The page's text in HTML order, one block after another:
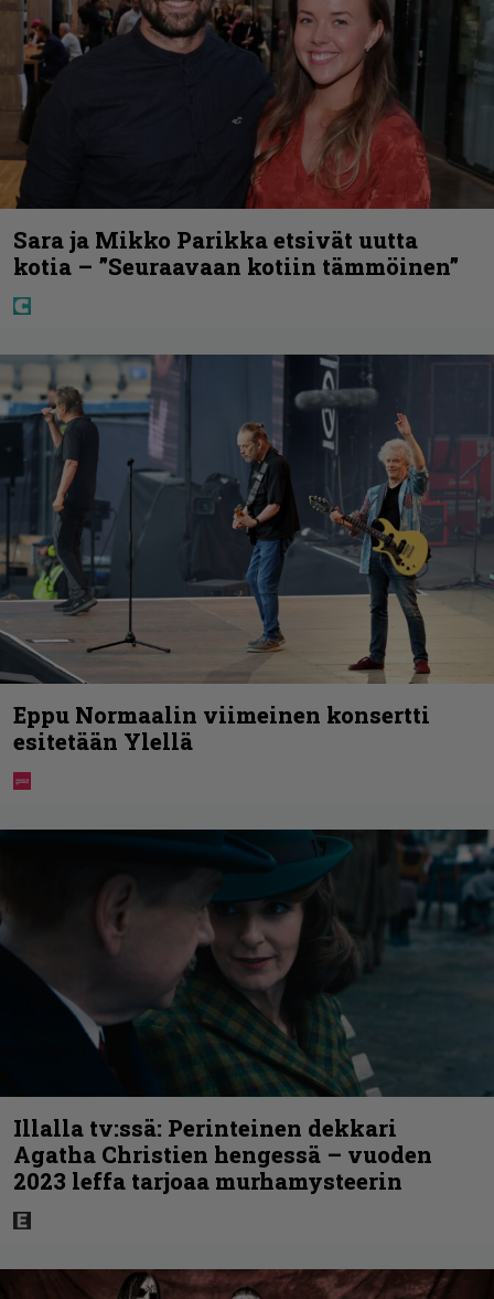
Sara ja Mikko Parikka etsivät uutta
kotia – ”Seuraavaan kotiin tämmöinen”
Eppu Normaalin viimeinen konsertti
esitetään Ylellä
Illalla tv:ssä: Perinteinen dekkari
Agatha Christien hengessä – vuoden
2023 leffa tarjoaa murhamysteerin